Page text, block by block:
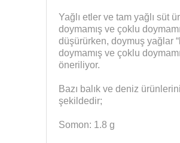
Yağlı etler ve tam yağlı süt
doymamış ve çoklu
düşürürken, doymuş yağlar
doymamış ve çoklu
öneriliyor.
Bazı balık ve deniz
şekildedir;
Somon: 1.8 g